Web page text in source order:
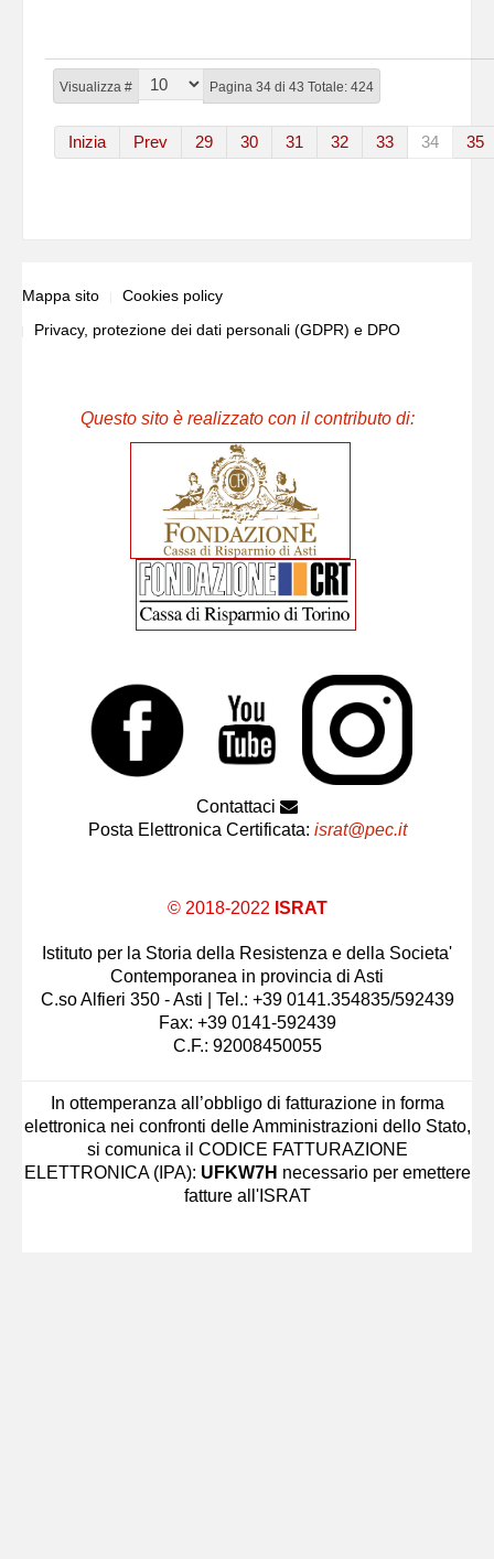
Visualizza # Pagina 34 di 43 Totale: 424
Inizia Prev 29 30 31 32 33 34 35
Mappa sito
Cookies policy
Privacy, protezione dei dati personali (GDPR) e DPO
Questo sito è realizzato con il contributo di:
Contattaci
Posta Elettronica Certificata: israt@pec.it
© 2018-2022 ISRAT
Istituto per la Storia della Resistenza e della Societa'
Contemporanea in provincia di Asti
C.so Alfieri 350 - Asti | Tel.: +39 0141.354835/592439
Fax: +39 0141-592439
C.F.: 92008450055
In ottemperanza all’obbligo di fatturazione in forma
elettronica nei confronti delle Amministrazioni dello Stato,
si comunica il CODICE FATTURAZIONE
ELETTRONICA (IPA): UFKW7H necessario per emettere
fatture all'ISRAT